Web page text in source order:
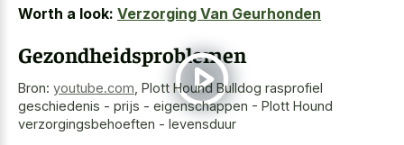
Worth a look: Verzorging Van Geurhonden
Gezondheidsproblemen
Bron: youtube.com Plott Hound Bulldog rasprofiel
geschiedenis - prijs - eigenschappen - Plott Hound
verzorgingsbehoeften - levensduur